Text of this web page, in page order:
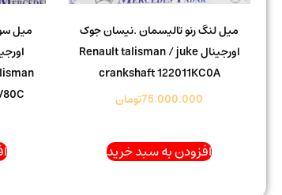
میل لنگ رنو تالیسمان .نیسان جوک
اورجینال Renault talisman / juke
crankshaft 122011KC0A
75.000.000تومان
افزودن به سبد خرید
میل